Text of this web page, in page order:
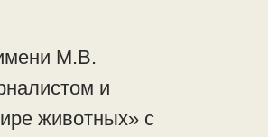
М.В.
и
животных» с